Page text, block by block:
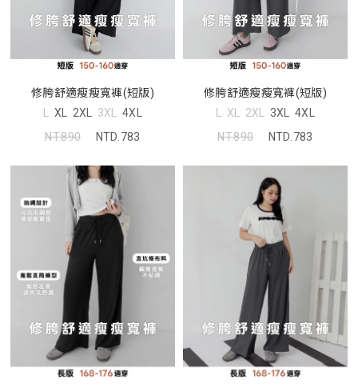
修胯舒適瘦瘦寬褲(短版)
L XL 2XL 3XL 4XL
NT.890
NTD.783
修胯舒適瘦瘦寬褲(短版)
L XL 2XL 3XL 4XL
NT.890
NTD.783